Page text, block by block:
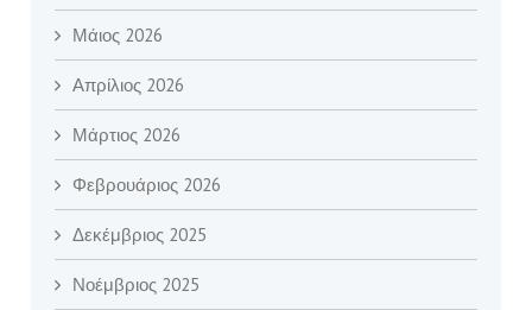
Μάιος 2026
Απρίλιος 2026
Μάρτιος 2026
Φεβρουάριος 2026
Δεκέμβριος 2025
Νοέμβριος 2025